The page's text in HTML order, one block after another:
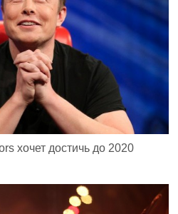
хочет достичь до 2020